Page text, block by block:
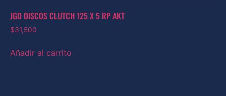
JGO DISCOS CLUTCH 125 X 5 RP AKT
$31,500
Añadir al carrito